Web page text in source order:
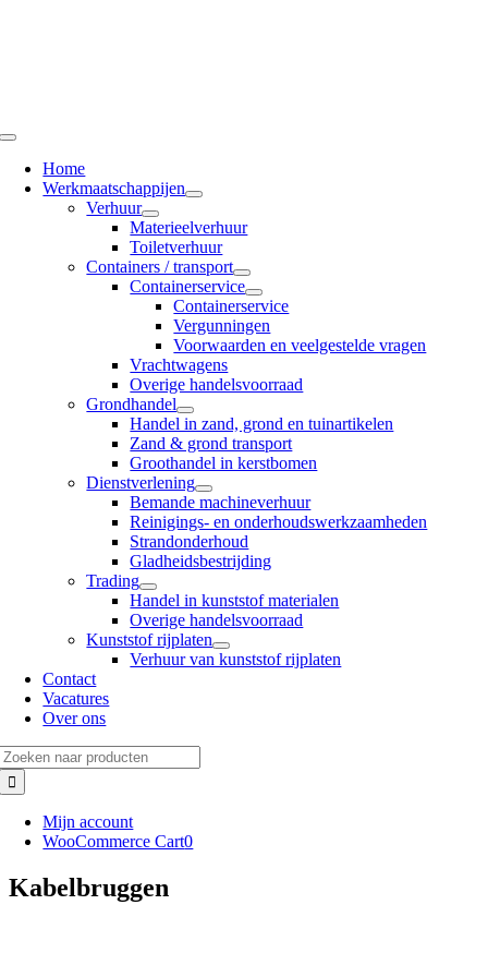
Toggle
NavigationHome
Werkmaatschappijen
Verhuur
Materieelverhuur
Toiletverhuur
Containers / transport
Containerservice
Containerservice
Vergunningen
Voorwaarden en veelgestelde vragen
Vrachtwagens
Overige handelsvoorraad
Grondhandel
Handel in zand, grond en tuinartikelen
Zand & grond transport
Groothandel in kerstbomen
Dienstverlening
Bemande machineverhuur
Reinigings- en onderhoudswerkzaamheden
Strandonderhoud
Gladheidsbestrijding
Trading
Handel in kunststof materialen
Overige handelsvoorraad
Kunststof rijplaten
Verhuur van kunststof rijplaten
Contact
Vacatures
Over ons
Mijn account
WooCommerce Cart0
Kabelbruggen